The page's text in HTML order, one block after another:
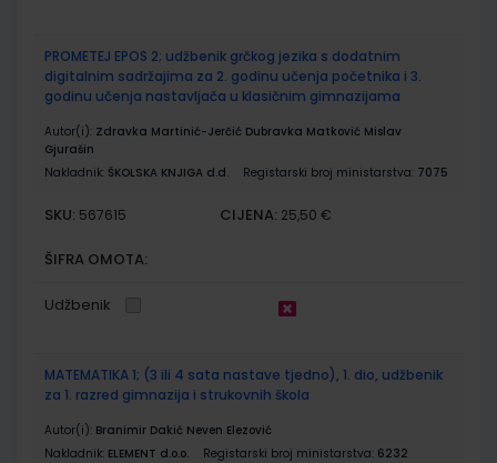
PROMETEJ EPOS 2; udžbenik grčkog jezika s dodatnim
digitalnim sadržajima za 2. godinu učenja početnika i 3.
godinu učenja nastavljača u klasičnim gimnazijama
Autor(i): Zdravka Martinić-Jerčić Dubravka Matković Mislav
Gjurašin
Nakladnik: ŠKOLSKA KNJIGA d.d. Registarski broj ministarstva: 7075
SKU: 567615 CIJENA: 25,50 €
ŠIFRA OMOTA:
Udžbenik
MATEMATIKA 1; (3 ili 4 sata nastave tjedno), 1. dio, udžbenik
za 1. razred gimnazija i strukovnih škola
Autor(i): Branimir Dakić Neven Elezović
Nakladnik: ELEMENT d.o.o. Registarski broj ministarstva: 6232